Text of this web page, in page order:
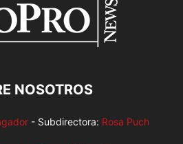
NOSOTROS
- Subdirectora: Rosa Puch